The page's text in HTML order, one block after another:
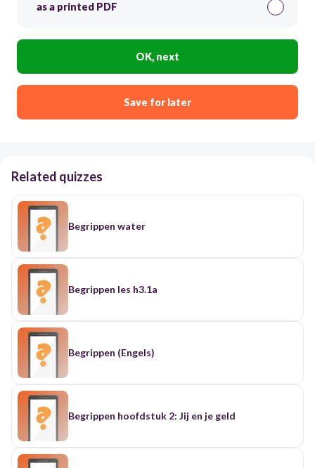
as a printed PDF
OK, next
Save for later
Related quizzes
Begrippen water
Begrippen les h3.1a
Begrippen (Engels)
Begrippen hoofdstuk 2: Jij en je geld